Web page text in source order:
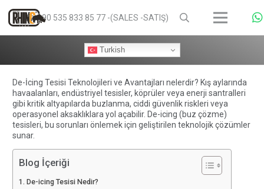
+90 535 833 85 77 -(SALES -SATIŞ)
Turkish
De-İcing Tesisi Teknolojileri ve Avantajları nelerdir? Kış aylarında
havaalanları, endüstriyel tesisler, köprüler veya enerji santralleri
gibi kritik altyapılarda buzlanma, ciddi güvenlik riskleri veya
operasyonel aksaklıklara yol açabilir. De-icing (buz çözme)
tesisleri, bu sorunları önlemek için geliştirilen teknolojik çözümler
sunar.
Blog İçeriği
De-icing Tesisi Nedir?